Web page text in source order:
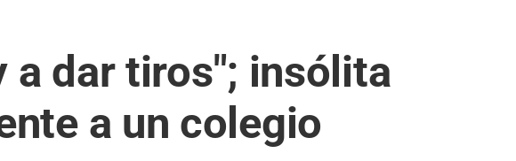
a dar tiros"; insólita
a un colegio